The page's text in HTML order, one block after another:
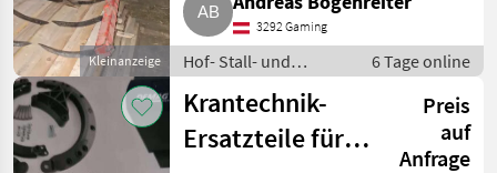
Kleinanzeige
Umstellung auf Rundballen.
Hof- Stall- und Weidetechnik
Heutechnik
3292 Gaming
Hof- Stall- und
Weidetechnik /
Heutechnik
6 Tage online
Krantechnik-
Ersatzteile für
Preis
auf
Anfrage